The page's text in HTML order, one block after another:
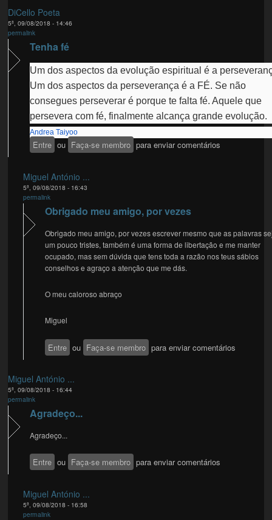
DiCello Poeta
5ª, 09/08/2018 - 14:46
permalink
Tenha fé
Um dos aspectos da evolução espiritual é a
Um dos aspectos da perseverança é a FÉ. Se não
consegues perseverar é porque te falta fé. Aquele que
persevera com fé, finalmente alcança grande evolução.
Andrea Taiyoo
Entre ou Faça-se membro para enviar comentários
Miguel António ...
5ª, 09/08/2018 - 16:43
permalink
Obrigado meu amigo, por vezes
Obrigado meu amigo, por vezes escrever mesmo que as palavras
um pouco tristes, também é uma forma de libertação e me manter
ocupado, mas sem dúvida que tens toda a razão nos teus sábios
conselhos e agraço a atenção que me dás.
O meu caloroso abraço
Miguel
Entre ou Faça-se membro para enviar comentários
Miguel António ...
5ª, 09/08/2018 - 16:44
permalink
Agradeço...
Agradeço...
Entre ou Faça-se membro para enviar comentários
Miguel António ...
5ª, 09/08/2018 - 16:58
permalink